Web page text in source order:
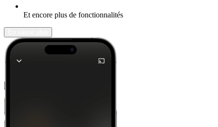
Et encore plus de fonctionnalités